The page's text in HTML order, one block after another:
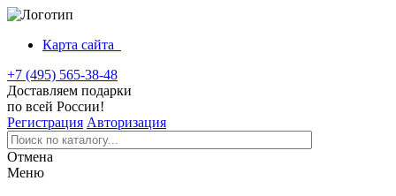
Карта сайта
+7 (495) 565-38-48
Доставляем подарки
по всей России!
Регистрация Авторизация
Отмена
Меню